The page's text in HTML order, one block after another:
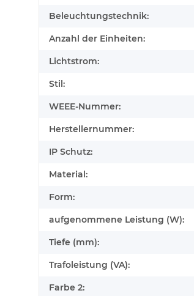
Beleuchtungstechnik:
Anzahl der Einheiten:
Lichtstrom:
Stil:
WEEE-Nummer:
Herstellernummer:
IP Schutz:
Material:
Form:
aufgenommene Leistung (W):
Tiefe (mm):
Trafoleistung (VA):
Farbe 2: